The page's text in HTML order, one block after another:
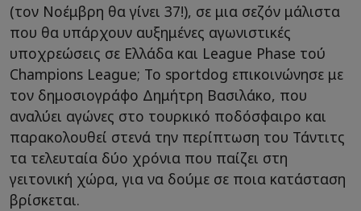
(τον Νοέμβρη θα γίνει 37!), σε μια σεζόν μάλιστα
που θα υπάρχουν αυξημένες αγωνιστικές
υποχρεώσεις σε Ελλάδα και League Phase τού
Champions League; Το sportdog επικοινώνησε με
τον δημοσιογράφο Δημήτρη Βασιλάκο, που
αναλύει αγώνες στο τουρκικό ποδόσφαιρο και
παρακολουθεί στενά την περίπτωση του Τάντιτς
τα τελευταία δύο χρόνια που παίζει στη
γειτονική χώρα, για να δούμε σε ποια κατάσταση
βρίσκεται.